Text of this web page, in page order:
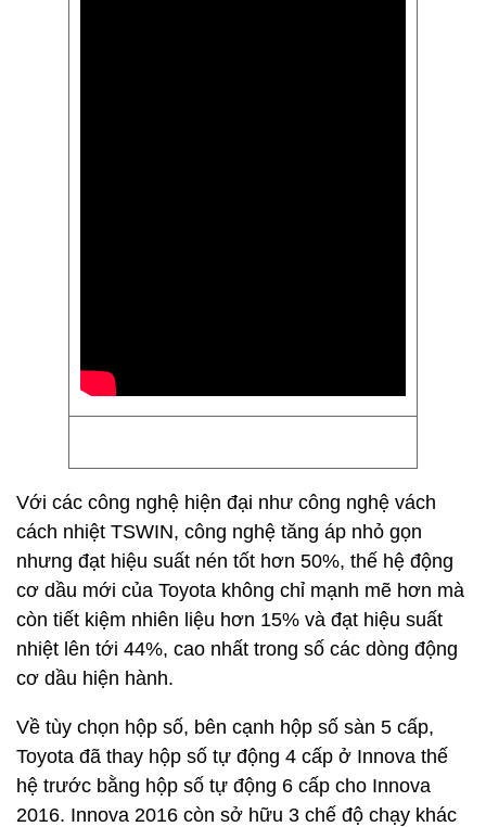
Với các công nghệ hiện đại như công nghệ vách
cách nhiệt TSWIN, công nghệ tăng áp nhỏ gọn
nhưng đạt hiệu suất nén tốt hơn 50%, thế hệ động
cơ dầu mới của Toyota không chỉ mạnh mẽ hơn mà
còn tiết kiệm nhiên liệu hơn 15% và đạt hiệu suất
nhiệt lên tới 44%, cao nhất trong số các dòng động
cơ dầu hiện hành.
Về tùy chọn hộp số, bên cạnh hộp số sàn 5 cấp,
Toyota đã thay hộp số tự động 4 cấp ở Innova thế
hệ trước bằng hộp số tự động 6 cấp cho Innova
2016. Innova 2016 còn sở hữu 3 chế độ chạy khác